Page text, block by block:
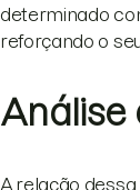
determinado
reforçando o
Análise
A relação